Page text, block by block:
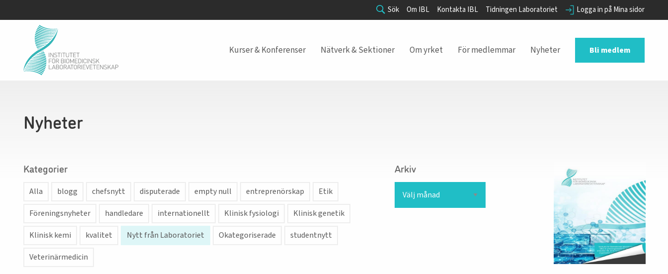
Sök Om IBL Kontakta IBL Tidningen Laboratoriet Logga in på Mina sidor
Kurser & Konferenser Nätverk & Sektioner Om yrket För medlemmar Nyheter Bli medlem
Nyheter
Kategorier
Alla blogg chefsnytt disputerade empty null entreprenörskap
Etik
Föreningsnyheter
handledare internationellt Klinisk fysiologi
Klinisk genetik
Klinisk kemi
kvalitet Nytt från Laboratoriet Okategoriserade
studentnytt
Veterinärmedicin
Arkiv